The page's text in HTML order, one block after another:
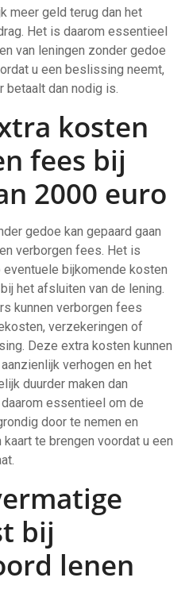
meer geld terug dan het
Het is daarom essentieel
van leningen zonder gedoe
u een beslissing neemt,
betaalt dan nodig is.
kosten
fees bij
2000 euro
gedoe kan gepaard gaan
verborgen fees. Het is
bijkomende kosten
het afsluiten van de lening.
kunnen verborgen fees
verzekeringen of
Deze extra kosten kunnen
verhogen en het
duurder maken dan
essentieel om de
door te nemen en
te brengen voordat u een
bij
lenen